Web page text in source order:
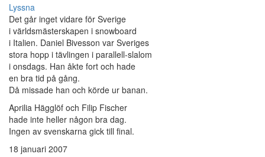
Lyssna
Det går inget vidare för Sverige
i världsmästerskapen i snowboard
i Italien. Daniel Bivesson var Sveriges
stora hopp i tävlingen i parallell-slalom
i onsdags. Han åkte fort och hade
en bra tid på gång.
Då missade han och körde ur banan.
Aprilia Hägglöf och Filip Fischer
hade inte heller någon bra dag.
Ingen av svenskarna gick till final.
18 januari 2007